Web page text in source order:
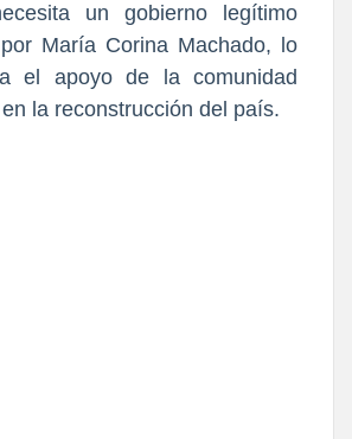
un gobierno legítimo
María Corina Machado, lo
el apoyo de la comunidad
la reconstrucción del país.